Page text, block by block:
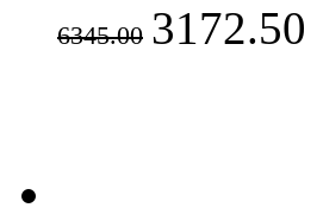
6345.00 3172.50